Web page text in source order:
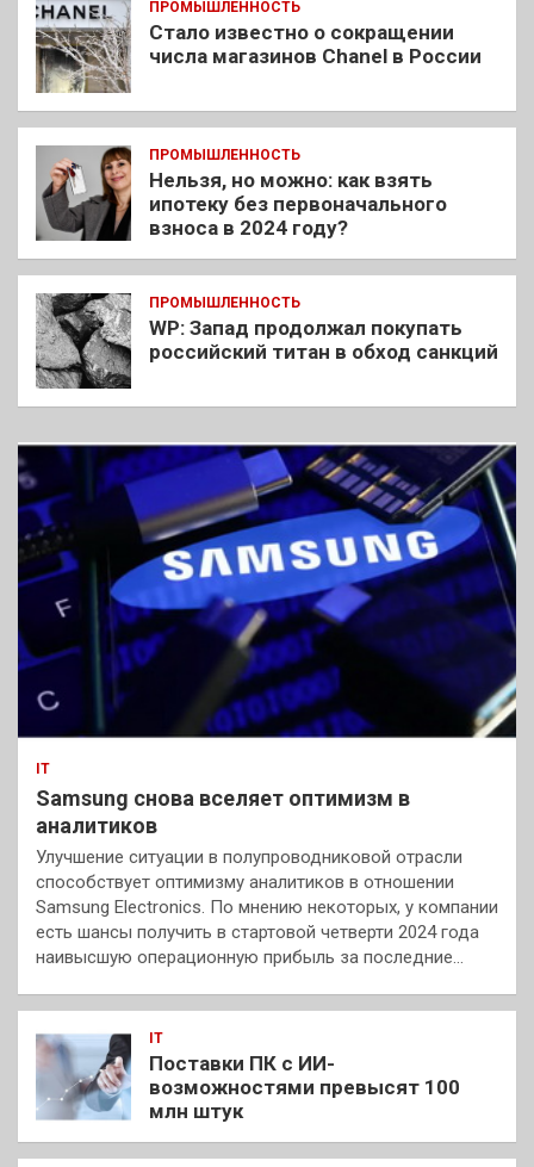
ПРОМЫШЛЕННОСТЬ
Стало известно о сокращении
числа магазинов Chanel в России
ПРОМЫШЛЕННОСТЬ
Нельзя, но можно: как взять
ипотеку без первоначального
взноса в 2024 году?
ПРОМЫШЛЕННОСТЬ
WP: Запад продолжал покупать
российский титан в обход санкций
IT
Samsung снова вселяет оптимизм в
аналитиков
Улучшение ситуации в полупроводниковой отрасли
способствует оптимизму аналитиков в отношении
Samsung Electronics. По мнению некоторых, у компании
есть шансы получить в стартовой четверти 2024 года
наивысшую операционную прибыль за последние…
IT
Поставки ПК с ИИ-
возможностями превысят 100
млн штук